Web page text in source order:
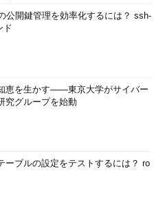
公開鍵管理を効率化するには？ ssh-
ド
恵を生かす――東京大学がサイバー
究グループを始動
ーブルの設定をテストするには？ ro